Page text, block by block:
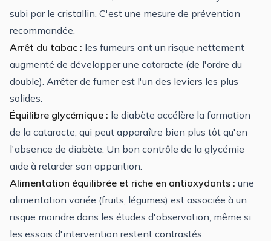
subi par le cristallin. C'est une mesure de prévention
recommandée.
Arrêt du tabac : les fumeurs ont un risque nettement
augmenté de développer une cataracte (de l'ordre du
double). Arrêter de fumer est l'un des leviers les plus
solides.
Équilibre glycémique : le diabète accélère la formation
de la cataracte, qui peut apparaître bien plus tôt qu'en
l'absence de diabète. Un bon contrôle de la glycémie
aide à retarder son apparition.
Alimentation équilibrée et riche en antioxydants : une
alimentation variée (fruits, légumes) est associée à un
risque moindre dans les études d'observation, même si
les essais d'intervention restent contrastés.